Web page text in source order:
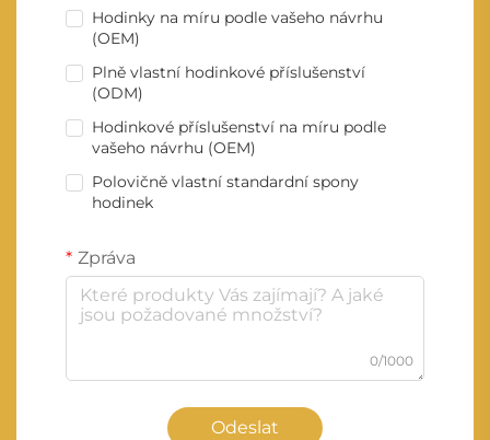
Hodinky na míru podle vašeho návrhu
(OEM)
Plně vlastní hodinkové příslušenství
(ODM)
Hodinkové příslušenství na míru podle
vašeho návrhu (OEM)
Polovičně vlastní standardní spony
hodinek
Zpráva
0/1000
Odeslat